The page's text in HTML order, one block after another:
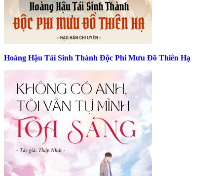
Hoàng Hậu Tái Sinh Thành Độc Phi Mưu Đồ Thiên Hạ